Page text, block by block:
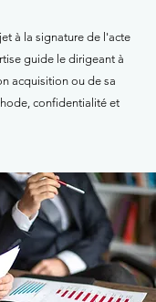
à la signature de l'acte
guide le dirigeant à
acquisition ou de sa
confidentialité et